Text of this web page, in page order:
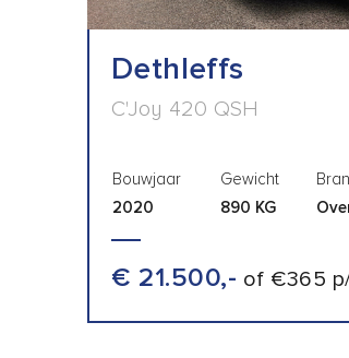
Dethleffs
C'Joy 420 QSH
Bouwjaar
2020
Gewicht
890 KG
€ 21.500,- of €365